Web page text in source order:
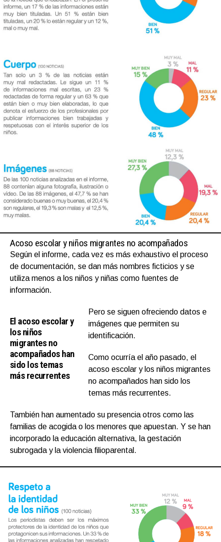
Acoso escolar y niños migrantes no acompañados
Según el informe, cada vez es más exhaustivo el proceso
de documentación, se dan más nombres ficticios y se
utiliza menos a los niños y niñas como fuentes de
información.
El acoso escolar y
los niños
migrantes no
acompañados han
sido los temas
más recurrentes
Pero se siguen ofreciendo datos e
imágenes que permiten su
identificación.
Como ocurría el año pasado, el
acoso escolar y los niños migrantes
no acompañados han sido los
temas más recurrentes.
También han aumentado su presencia otros como las
familias de acogida o los menores que apuestan. Y se han
incorporado la educación alternativa, la gestación
subrogada y la violencia filioparental.